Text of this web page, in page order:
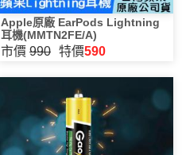
Apple原廠 EarPods Lightning
耳機(MMTN2FE/A)
市價 990 特價590